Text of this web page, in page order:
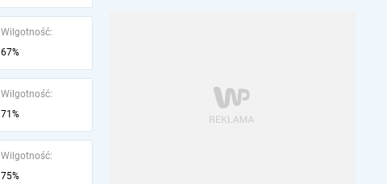
Wilgotność:
67%
Wilgotność:
71%
Wilgotność:
75%